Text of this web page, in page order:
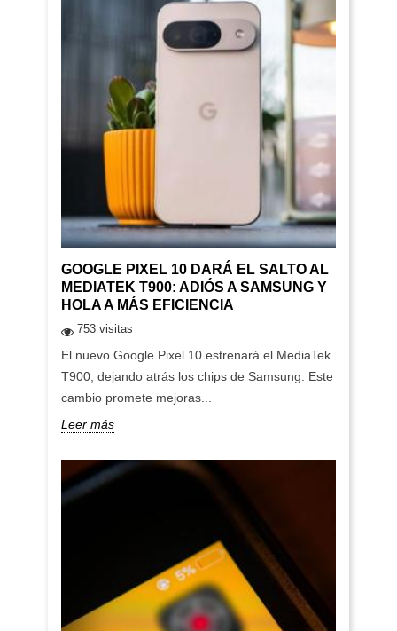
GOOGLE PIXEL 10 DARÁ EL SALTO AL
MEDIATEK T900: ADIÓS A SAMSUNG Y
HOLA A MÁS EFICIENCIA
753 visitas
El nuevo Google Pixel 10 estrenará el MediaTek
T900, dejando atrás los chips de Samsung. Este
cambio promete mejoras...
Leer más